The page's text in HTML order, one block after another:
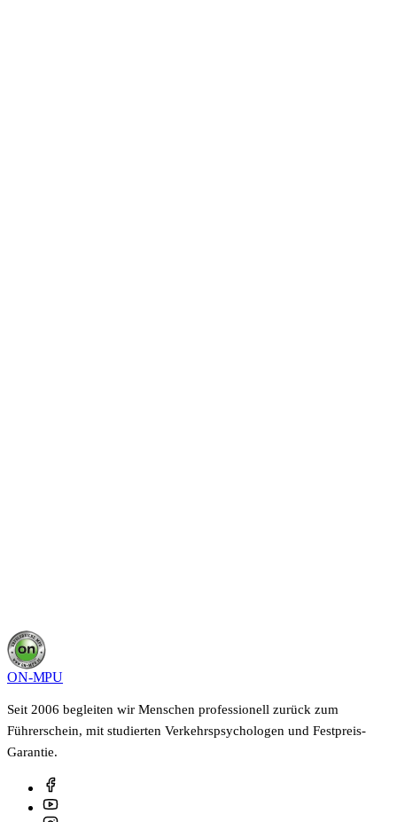
ON-MPU
Seit 2006 begleiten wir Menschen professionell zurück zum
Führerschein, mit studierten Verkehrspsychologen und Festpreis-
Garantie.